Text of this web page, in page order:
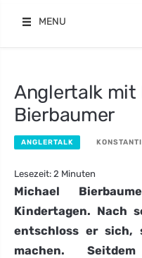
MENU
Anglertalk mit
Bierbaumer
ANGLERTALK
Lesezeit: 2 Minuten
Michael
Kindertagen. Nach
entschloss er sich,
machen.